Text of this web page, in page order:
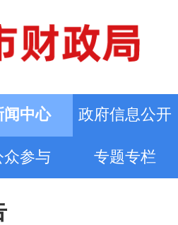
闻中心 政府信息公开
众参与 专题专栏